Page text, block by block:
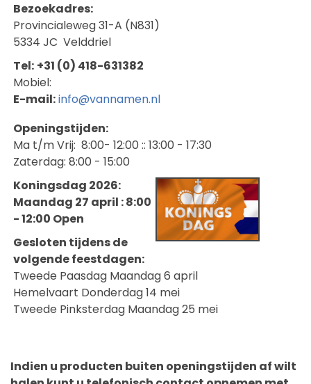
Ve
Bezoekadres:
Provincialeweg 31-A (N831)
5334 JC Velddriel
Tel: +31 (0) 418-631382
Mobiel:
E-mail:info@vannamen.nl
Openingstijden:
Ma t/m Vrij: 8:00- 12:00 :: 13:00 - 17:30
Zaterdag: 8:00 - 15:00
Koningsdag 2026:
Maandag 27 april : 8:00
- 12:00 Open
Gesloten tijdens de
volgende feestdagen:
Tweede Paasdag Maandag 6 april
Hemelvaart Donderdag 14 mei
Tweede Pinksterdag Maandag 25 mei
Indien u producten buiten openingstijden af wilt